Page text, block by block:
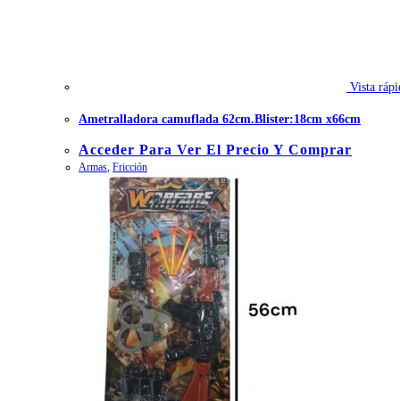
Vista
Ametralladora camuflada 62cm.Blister:18cm x66cm
Acceder Para Ver El Precio Y Comprar
Armas, Fricción